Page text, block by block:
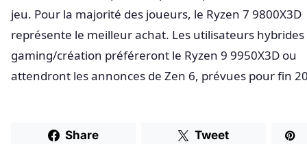
jeu. Pour la majorité des joueurs, le Ryzen 7 9800X3D
représente le meilleur achat. Les utilisateurs hybrides
gaming/création préféreront le Ryzen 9 9950X3D ou
attendront les annonces de Zen 6, prévues pour fin
Share Tweet